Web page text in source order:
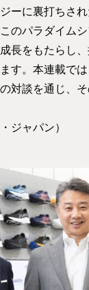
ーに裏打ちさ
のパラダイム
長をもたらし
す。本連載で
対談を通じ、
ジャパン）